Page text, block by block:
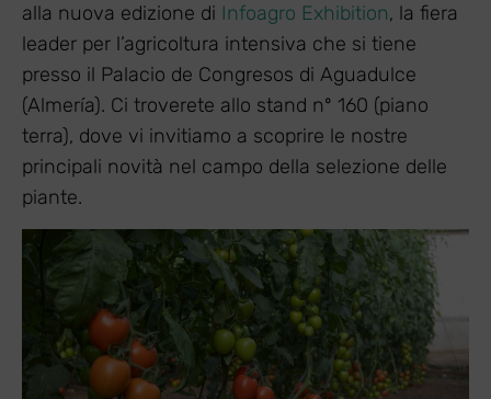
alla nuova edizione di Infoagro Exhibition, la fiera
leader per l’agricoltura intensiva che si tiene
presso il Palacio de Congresos di Aguadulce
(Almería). Ci troverete allo stand nº 160 (piano
terra), dove vi invitiamo a scoprire le nostre
principali novità nel campo della selezione delle
piante.